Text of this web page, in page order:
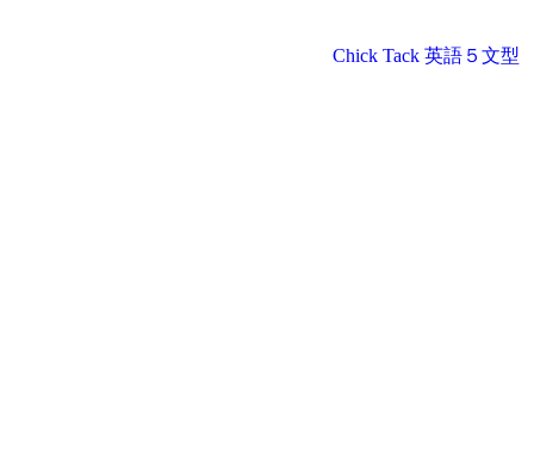
Chick Tack 英語５文型